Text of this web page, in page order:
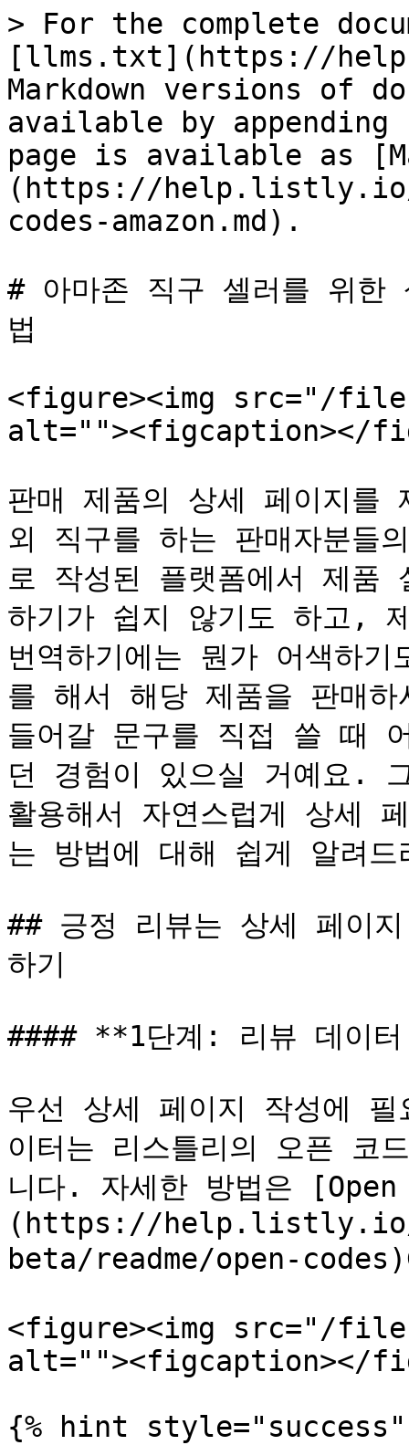
> For the complete
[llms.txt](https://
Markdown versions of
available by
page is available as
(https://help.listly.io/
codes-amazon.md).
# 아마존 직구 셀러를 위한
법
<figure><img src="/
alt=""><figcaption></
판매 제품의 상세 페이지를
외 직구를 하는 판매자분들
로 작성된 플랫폼에서 제품
하기가 쉽지 않기도 하고,
번역하기에는 뭔가 어색하
를 해서 해당 제품을 판매
들어갈 문구를 직접 쓸 때
던 경험이 있으실 거예요.
활용해서 자연스럽게 상세
는 방법에 대해 쉽게 알려드
## 긍정 리뷰는 상세 페이
하기
#### **1단계: 리뷰 데이
우선 상세 페이지 작성에
이터는 리스틀리의 오픈 코
니다. 자세한 방법은
(https://help.listly.io/
beta/readme/open-
<figure><img src="/files/
alt=""><figcaption></
{% hint style="success"